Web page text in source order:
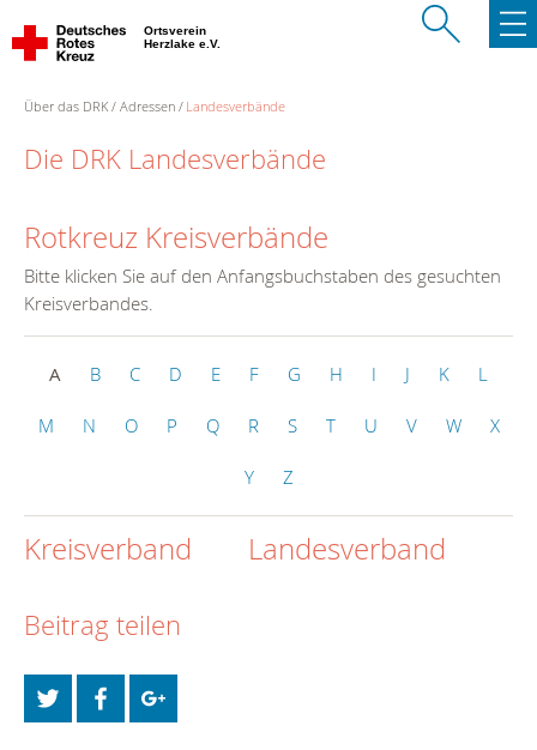
Ortsverein
Herzlake e.V.
Über das DRK Adressen Landesverbände
Die DRK Landesverbände
Rotkreuz Kreisverbände
Bitte klicken Sie auf den Anfangsbuchstaben des gesuchten
Kreisverbandes.
A B C D E F G H I J K L
M N O P Q R S T U V W X
Y Z
Kreisverband Landesverband
Beitrag teilen